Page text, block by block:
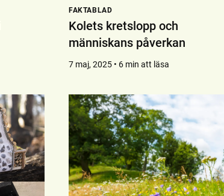
FAKTABLAD
Kolets kretslopp och
människans påverkan
7 maj, 2025 • 6 min att läsa